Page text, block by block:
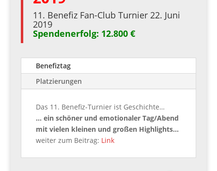
11. Benefiz Fan-Club Turnier 22. Juni
2019
Spendenerfolg: 12.800 €
Benefiztag
Platzierungen
Das 11. Benefiz-Turnier ist Geschichte…
… ein schöner und emotionaler Tag/Abend
mit vielen kleinen und großen Highlights…
weiter zum Beitrag: Link